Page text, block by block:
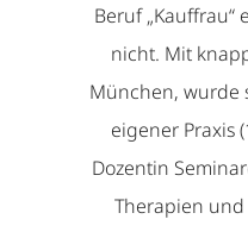
Beruf
nicht. Mit
München, wurde
eigener Praxis
Dozentin
Therapien